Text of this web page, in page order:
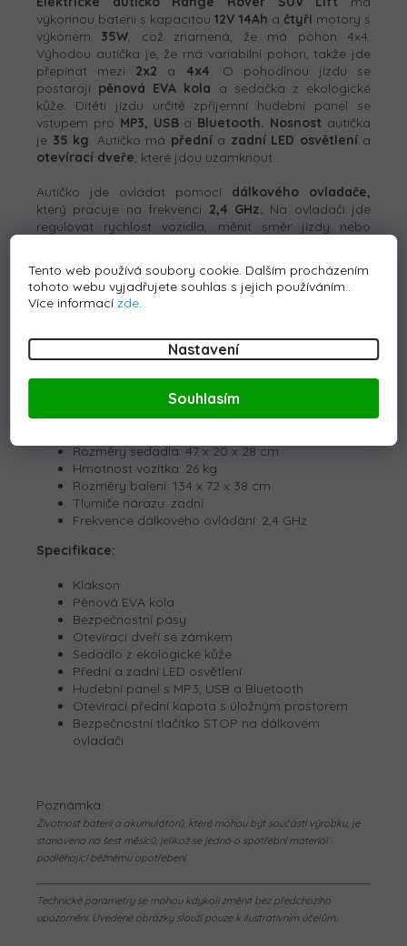
Tento web používá soubory cookie. Dalším procházením
tohoto webu vyjadřujete souhlas s jejich používáním..
Více informacízde.
Nastavení
Souhlasím
výkonnou baterii s kapacitou12V 14Ah a čtyři motory s
výkonem 35W, což znamená, že má pohon 4x4.
Výhodou autíčka je, že má variabilní pohon, takže jde
přepínat mezi 2x2 a 4x4. O pohodlnou jízdu se
postarají pěnová EVA kola a sedačka z ekologické
kůže. Dítěti jízdu určitě zpříjemní hudební panel se
vstupem pro MP3, USB a Bluetooth. Nosnost autíčka
je 35 kg. Autíčko má přednía zadní LED osvětlenía
otevírací dveře, které jdou uzamknout.
Autíčko jde ovládat pomocí dálkového ovladače,
který pracuje na frekvenci 2,4 GHz. Na ovladači jde
regulovat rychlost vozidla, měnit směr jízdy nebo
která se aktivuje po spuštění nohy z plynového pedálu.
O bezpečnost se navíc postarajíbezpečnostní pásy.
Motor: 4x35W
Baterie: 12V 14Ah
Nosnost: 35 kg
Rozměry sedadla: 47 x 20 x 28 cm
Hmotnost vozítka: 26 kg
Rozměry balení: 134 x 72 x 38 cm
Tlumiče nárazu: zadní
Frekvence dálkového ovládání: 2,4 GHz
Specifikace:
Klakson
Pěnová EVA kola
Bezpečnostní pásy
Otevírací dveří se zámkem
Sedadlo z ekologické kůže
Přední a zadní LED osvětlení
Hudební panel s MP3, USB a Bluetooth
Otevírací přední kapota s úložným prostorem
Bezpečnostní tlačítko STOP na dálkovém
ovladači
Poznámka:
Životnost baterií a akumulátorů, které mohou být součástí výrobku, je
stanovena na šest měsíců, jelikož se jedná o spotřební materiál
podléhající běžnému opotřebení.
Technické parametry se mohou kdykoli změnit bez předchozího
upozornění. Uvedené obrázky slouží pouze k ilustrativním účelům.